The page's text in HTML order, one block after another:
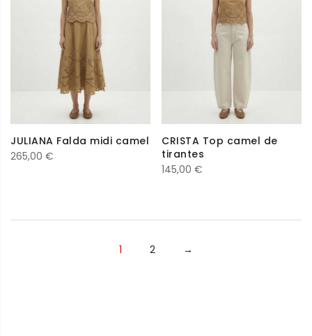
JULIANA Falda midi camel
265,00 €
CRISTA Top camel de
tirantes
145,00 €
1 2 →